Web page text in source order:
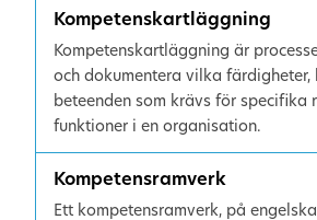
Kompetenskartläggning
Kompetenskartläggning är
och dokumentera vilka färdigheter,
beteenden som krävs för specifika
funktioner i en organisation.
Kompetensramverk
Ett kompetensramverk, på